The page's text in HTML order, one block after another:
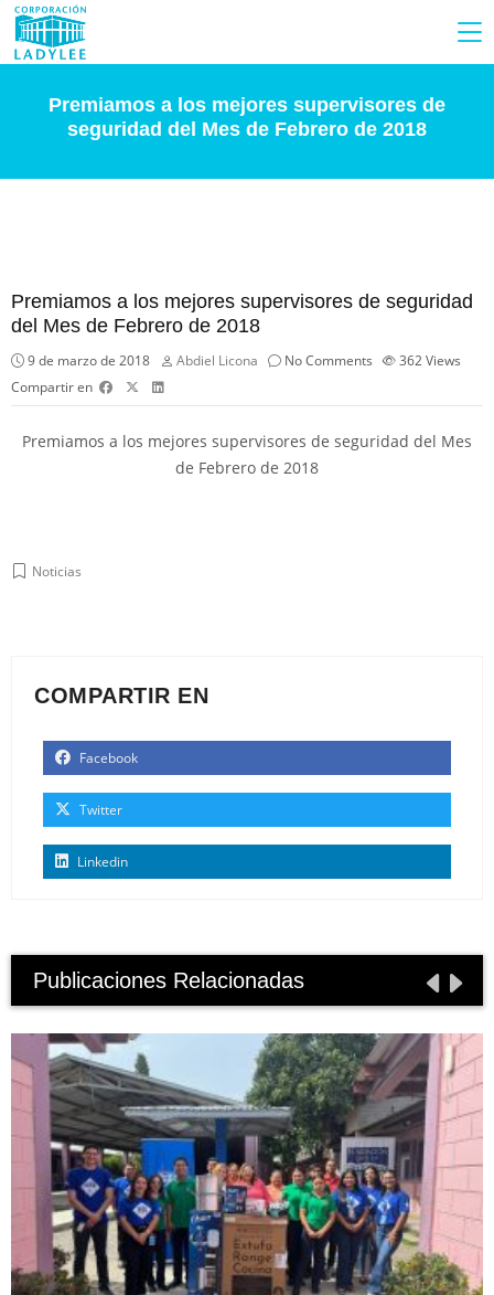
Premiamos a los mejores supervisores de
seguridad del Mes de Febrero de 2018
Premiamos a los mejores supervisores de seguridad
del Mes de Febrero de 2018
9 de marzo de 2018 Abdiel Licona No Comments 362Views
Compartir en
Premiamos a los mejores supervisores de seguridad del Mes
de Febrero de 2018
Noticias
COMPARTIR EN
Facebook
Twitter
Linkedin
Publicaciones Relacionadas